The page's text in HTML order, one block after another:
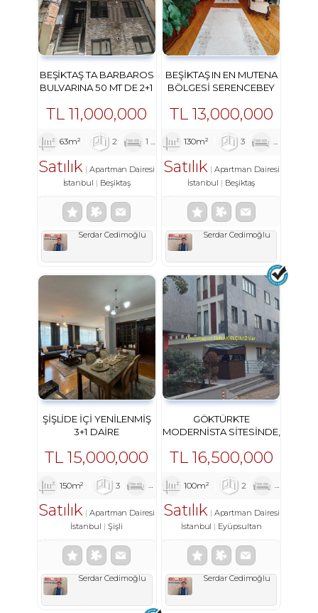
BEŞIKTAŞ TA BARBAROS
BULVARINA 50 MT DE 2+1
TL 11,000,000
63m² 2 1 2
Satılık
Apartman Dairesi
İstanbul
Beşiktaş
Serdar Cedimoğlu
BEŞIKTAŞ IN EN MUTENA
BÖLGESI SERENCEBEY
TL 13,000,000
130m² 3
Satılık
Apartman Dairesi
İstanbul
Beşiktaş
Serdar Cedimoğlu
ŞIŞLIDE İÇI YENILENMIŞ
3+1 DAIRE
TL15,000,000
150m² 3 1 1
Satılık
Apartman Dairesi
İstanbul
Şişli
Serdar Cedimoğlu
GÖKTÜRKTE
MODERNISTA SITESINDE,
DAIRE
TL 16,500,000
100m² 2
Satılık
Apartman Dairesi
İstanbul
Eyüpsultan
Serdar Cedimoğlu